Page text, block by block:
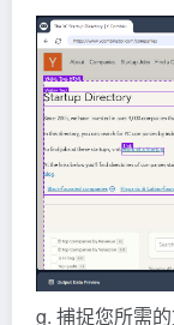
g. 捕捉您所需